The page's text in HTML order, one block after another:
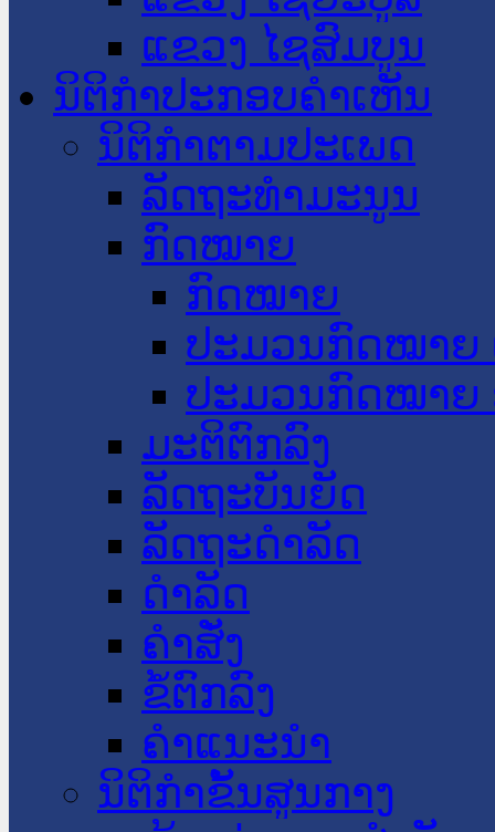
ແຂວງ ໄຊສົມບູນ
ນິຕິກໍາປະກອບຄໍາເຫັນ
ນິຕິກໍາຕາມປະເພດ
ລັດຖະທໍາມະນູນ
ກົດໝາຍ
ກົດໝາຍ
ປະມວນກົດໝາຍ
ປະມວນກົດໝາຍ
ມະຕິຕົກລົງ
ລັດຖະບັນຍັດ
ລັດຖະດໍາລັດ
ດໍາລັດ
ຄໍາສັ່ງ
ຂໍ້ຕົກລົງ
ຄໍາແນະນໍາ
ນິຕິກຳຂັ້ນສູນກາງ